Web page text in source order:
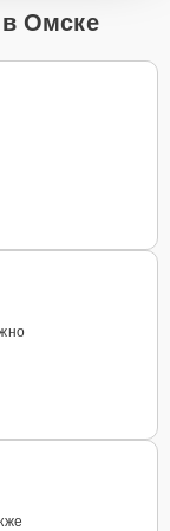
в Омске